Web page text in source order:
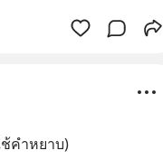
คำหยาบ)